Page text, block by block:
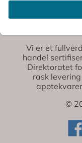
Vi er et
handel
Direktoratet
rask
©